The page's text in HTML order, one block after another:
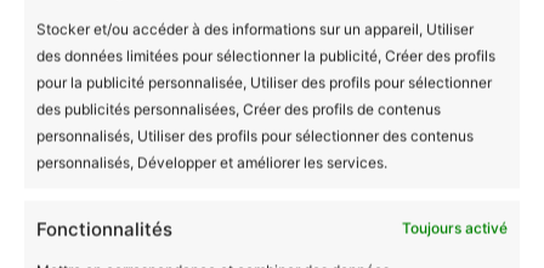
Stocker et/ou accéder à des informations sur un appareil, Utiliser
des données limitées pour sélectionner la publicité, Créer des profils
pour la publicité personnalisée, Utiliser des profils pour sélectionner
des publicités personnalisées, Créer des profils de contenus
personnalisés, Utiliser des profils pour sélectionner des contenus
personnalisés, Développer et améliorer les services.
Fonctionnalités Toujours activé
avenir plus durable.
Guide des tailles